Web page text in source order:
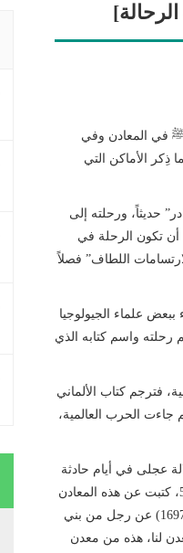
ﷺ في المعادن وفي
ذِكر الأماكن التي
حديثاً، ورحلته إلى
أن تكون الرحلة في
اللطاف” فصلاً
علماء الجيولوجيا
رحلته واسم كتابه الذي
فترجم كتاب الألماني
جاءت الحرب العالمية،
عجلى في أيام حادثة
العراق، في كتابي “العراق في أحاديث وآثار الفتن” في الجزء الثاني من صفحة 560 إلى نحو 590، كتبت عن هذه المعادن
وأماكنها، وتَحَرَّيت الأحاديث الصحيحة عن رسول الله ﷺ، ومن بين هذه الأحاديث ما عند أحمد (16972) عن رجل من بني
لنا، هذه من معدن